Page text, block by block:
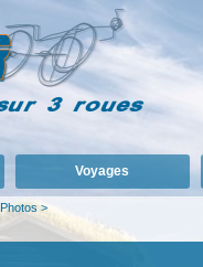
Voyages
Photos>